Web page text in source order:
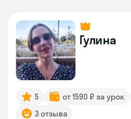
Гулина
5 от 1590 ₽ за урок
3 отзыва